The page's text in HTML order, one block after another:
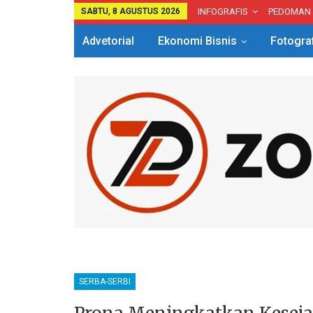
SABTU, 8 AGUSTUS 2026 INFOGRAFIS PEDOMAN
Advetorial Ekonomi Bisnis
SERBA-SERBI